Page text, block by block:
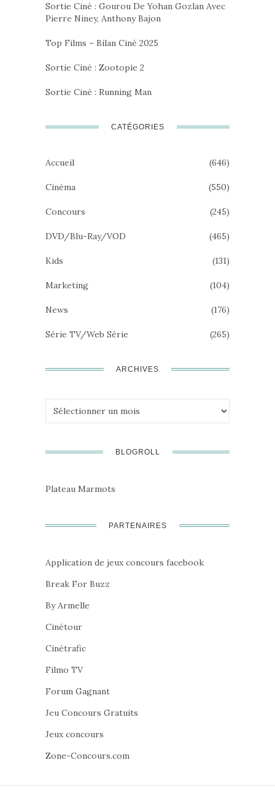
Sortie Ciné : Gourou De Yohan Gozlan Avec
Pierre Niney, Anthony Bajon
Top Films – Bilan Ciné 2025
Sortie Ciné : Zootopie 2
Sortie Ciné : Running Man
CATÉGORIES
Accueil (646)
Cinéma (550)
Concours (245)
DVD/Blu-Ray/VOD (465)
Kids (131)
Marketing (104)
News (176)
Série TV/Web Série (265)
ARCHIVES
Archives
BLOGROLL
Plateau Marmots
PARTENAIRES
Application de jeux concours facebook
Break For Buzz
By Armelle
Cinétour
Cinétrafic
Filmo TV
Forum Gagnant
Jeu Concours Gratuits
Jeux concours
Zone-Concours.com